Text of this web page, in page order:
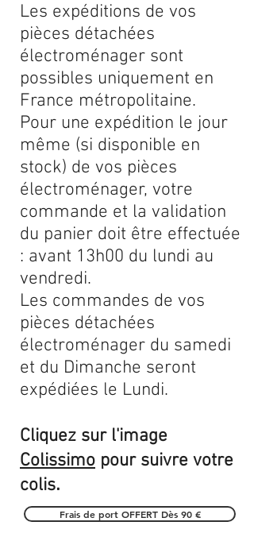
Les expéditions de vos
pièces détachées
électroménager sont
possibles uniquement en
France métropolitaine.
Pour une expédition le jour
même (si disponible en
stock) de vos pièces
électroménager, votre
commande et la validation
du panier doit être effectuée
: avant 13h00 du lundi au
vendredi.
Les commandes de vos
pièces détachées
électroménager du samedi
et du Dimanche seront
expédiées le Lundi.
Cliquez sur l'image
Colissimo pour suivre votre
colis.
Frais de port OFFERT Dès 90 €